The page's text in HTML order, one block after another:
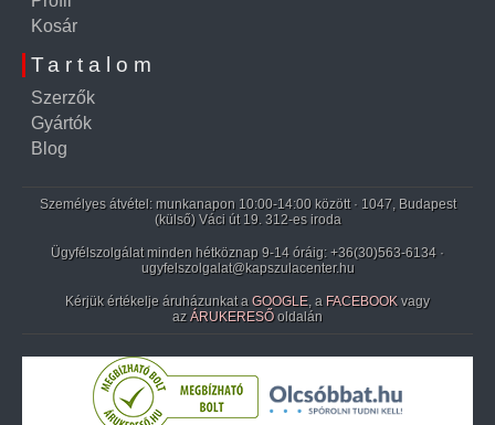
Kosár
Tartalom
Szerzők
Gyártók
Blog
Személyes átvétel: munkanapon 10:00-14:00 között · 1047, Budapest
(külső) Váci út 19. 312-es iroda
Ügyfélszolgálat minden hétköznap 9-14 óráig: +36(30)563-6134 ·
ugyfelszolgalat@kapszulacenter.hu
Kérjük értékelje áruházunkat a GOOGLE, a FACEBOOK vagy
az ÁRUKERESŐ oldalán